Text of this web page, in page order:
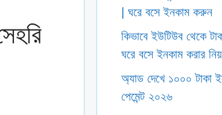
| ঘরে বসে ইনকাম করুন
কিভাবে ইউটিউব থেকে
ঘরে বসে ইনকাম করার
অ্যাড দেখে ১০০০ টাকা
পেমেন্ট ২০২৬